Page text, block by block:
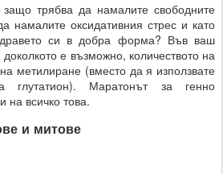
трябва да намалите свободните
намалите оксидативния стрес и като
си в добра форма? Във ваш
е възможно, количеството на
метилиране (вместо да я използвате
глутатион). Маратонът за генно
на всичко това.
и митове